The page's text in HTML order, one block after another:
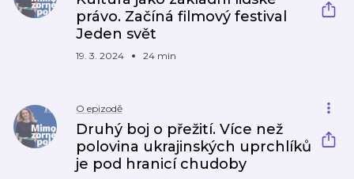
právo. Začíná filmový festival
Jeden svět
19. 3. 2024 24 min
O epizodě
Druhý boj o přežití. Více než
polovina ukrajinských uprchlíků
je pod hranicí chudoby